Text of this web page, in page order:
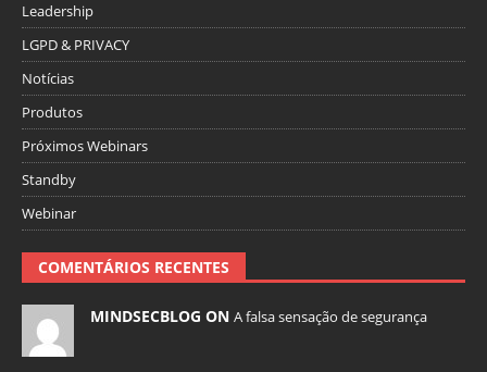
Leadership
LGPD & PRIVACY
Notícias
Produtos
Próximos Webinars
Standby
Webinar
COMENTÁRIOS RECENTES
MINDSECBLOG ON A falsa sensação de segurança